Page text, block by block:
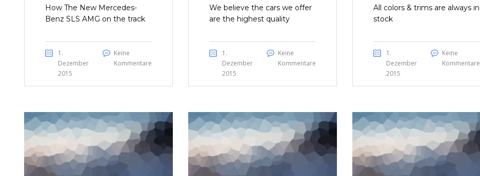
How The New Mercedes-
Benz SLS AMG on the track
1.
Dezember
2015
Keine
Kommentare
We believe the cars we offer
are the highest quality
1.
Dezember
2015
Keine
Kommentare
All colors & trims are always in
stock
1.
Dezember
2015
Keine
Kommentare